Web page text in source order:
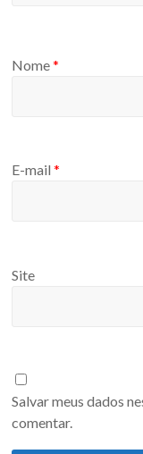
Nome*
E-mail*
Site
Salvar meus dados
comentar.